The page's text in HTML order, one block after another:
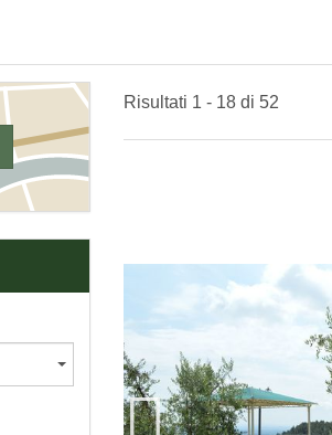
Risultati 1 - 18 di 52